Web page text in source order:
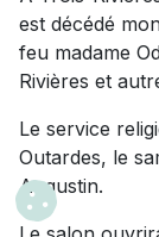
est décédé
feu madame
Rivières et
Le service
Outardes, le
Augustin.